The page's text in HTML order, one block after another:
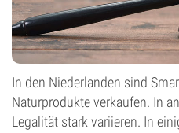
In den Niederlanden sind
Naturprodukte verkaufen. In
Legalität stark variieren. In